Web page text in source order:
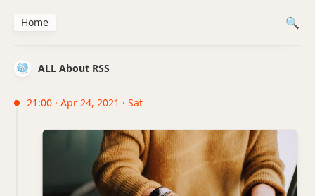
ALL About RSS
21:00 · Apr 24, 2021 · Sat
Home